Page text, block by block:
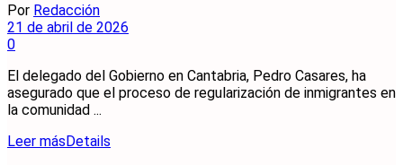
Por Redacción
21 de abril de 2026
0
El delegado del Gobierno en Cantabria, Pedro Casares, ha
asegurado que el proceso de regularización de inmigrantes en
la comunidad ...
Leer másDetails